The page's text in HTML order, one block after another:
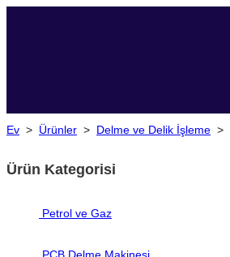
Ev > Ürünler > Delme ve Delik İşleme >
Ürün Kategorisi
Petrol ve Gaz